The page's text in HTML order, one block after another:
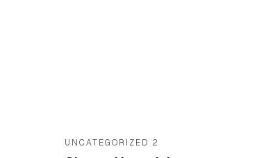
UNCATEGORIZED 2